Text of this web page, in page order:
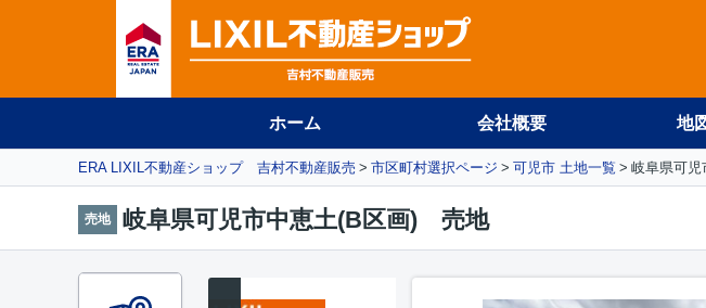
ホーム 会社概要 地
ERA LIXIL不動産ショップ 吉村不動産販売 市区町村選択ページ 可児市 土地一覧 岐阜県可
売地 岐阜県可児市中恵土(B区画) 売地